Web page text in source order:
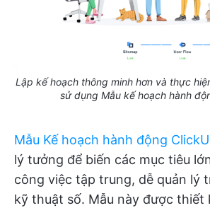
Lập kế hoạch thông minh hơn và thực
sử dụng Mẫu kế hoạch hành
Mẫu Kế hoạch hành động
lý tưởng để biến các mục tiêu
công việc tập trung, dễ quản lý
kỹ thuật số. Mẫu này được thiết